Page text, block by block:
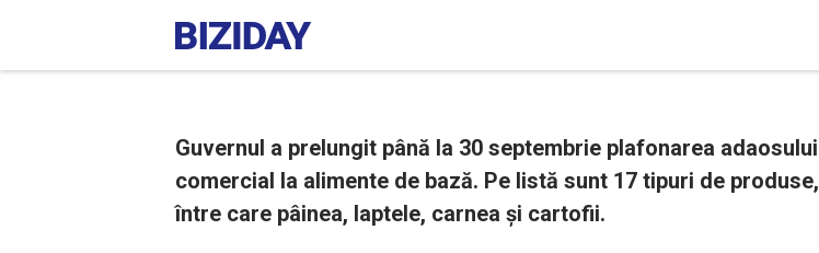
Guvernul a prelungit până la 30 septembrie plafonarea adaosului
comercial la alimente de bază. Pe listă sunt 17 tipuri de produse,
între care pâinea, laptele, carnea și cartofii.